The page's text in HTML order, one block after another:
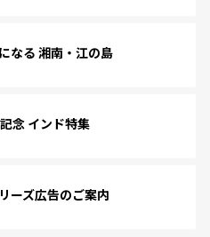
なる 湘南・江の島
念 インド特集
ーズ広告のご案内